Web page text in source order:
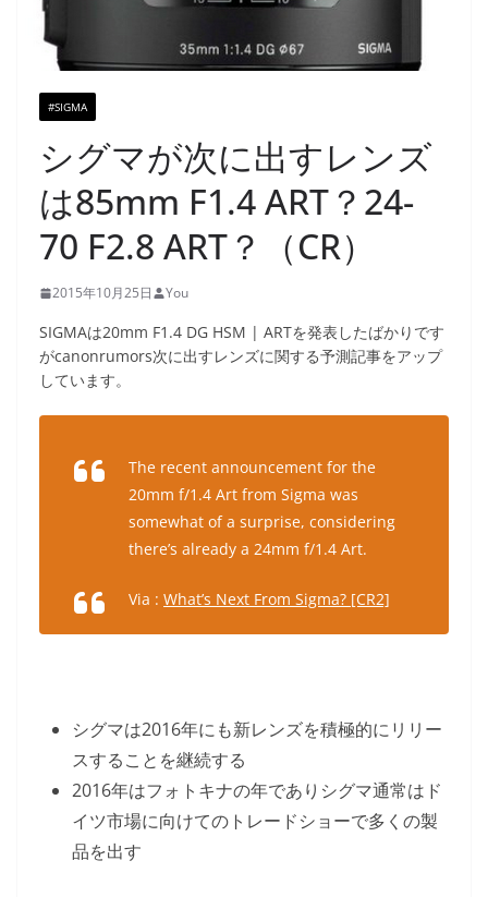
#SIGMA
シグマが次に出すレンズ
は85mm F1.4 ART？24-
70 F2.8 ART？（CR）
2015年10月25日 You
SIGMAは20mm F1.4 DG HSM | ARTを発表したばかりです
がcanonrumors次に出すレンズに関する予測記事をアップ
しています。
The recent announcement for the
20mm f/1.4 Art from Sigma was
somewhat of a surprise, considering
there’s already a 24mm f/1.4 Art.
Via : What’s Next From Sigma? [CR2]
シグマは2016年にも新レンズを積極的にリリー
スすることを継続する
2016年はフォトキナの年でありシグマ通常はド
イツ市場に向けてのトレードショーで多くの製
品を出す